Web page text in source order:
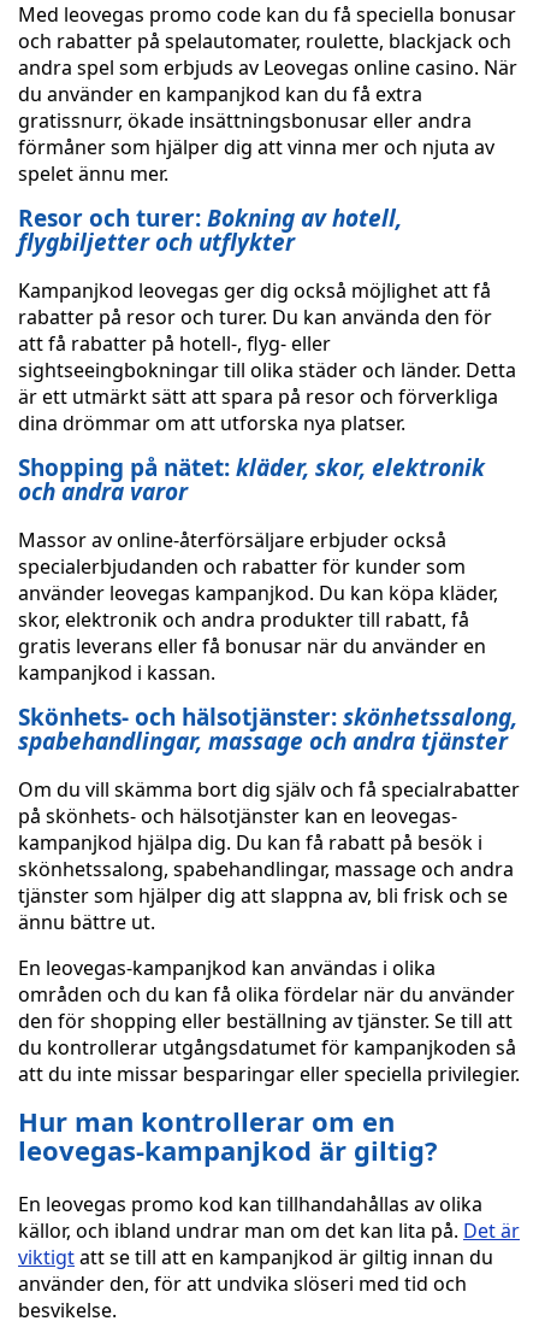
Med leovegas promo code kan du få speciella bonusar
och rabatter på spelautomater, roulette, blackjack och
andra spel som erbjuds av Leovegas online casino. När
du använder en kampanjkod kan du få extra
gratissnurr, ökade insättningsbonusar eller andra
förmåner som hjälper dig att vinna mer och njuta av
spelet ännu mer.
Resor och turer:Bokning av hotell,
flygbiljetter och utflykter
Kampanjkod leovegas ger dig också möjlighet att få
rabatter på resor och turer. Du kan använda den för
att få rabatter på hotell-, flyg- eller
sightseeingbokningar till olika städer och länder. Detta
är ett utmärkt sätt att spara på resor och förverkliga
dina drömmar om att utforska nya platser.
Shopping på nätet:kläder, skor, elektronik
och andra varor
Massor av online-återförsäljare erbjuder också
specialerbjudanden och rabatter för kunder som
använder leovegas kampanjkod. Du kan köpa kläder,
skor, elektronik och andra produkter till rabatt, få
gratis leverans eller få bonusar när du använder en
kampanjkod i kassan.
Skönhets- och hälsotjänster:skönhetssalong,
spabehandlingar, massage och andra tjänster
Om du vill skämma bort dig själv och få specialrabatter
på skönhets- och hälsotjänster kan en leovegas-
kampanjkod hjälpa dig. Du kan få rabatt på besök i
skönhetssalong, spabehandlingar, massage och andra
tjänster som hjälper dig att slappna av, bli frisk och se
ännu bättre ut.
En leovegas-kampanjkod kan användas i olika
områden och du kan få olika fördelar när du använder
den för shopping eller beställning av tjänster. Se till att
du kontrollerar utgångsdatumet för kampanjkoden så
att du inte missar besparingar eller speciella privilegier.
Hur man kontrollerar om en
leovegas-kampanjkod är giltig?
En leovegas promo kod kan tillhandahållas av olika
källor, och ibland undrar man om det kan lita på. Det är
viktigtatt se till att en kampanjkod är giltig innan du
använder den, för att undvika slöseri med tid och
besvikelse.